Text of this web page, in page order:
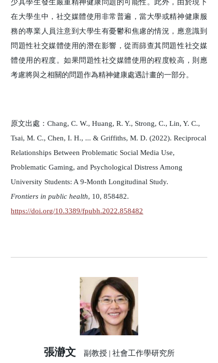
少其學生發生嚴重精神健康問題的可能性。此外，由於現下
在大學生中，社交媒體使用非常普遍，當大學或精神健康服
務的專業人員注意到大學生有憂鬱和焦慮的情況，應意識到
問題性社交媒體使用的潛在影響，從而篩查其問題性社交媒
體使用的程度。如果問題性社交媒體使用的程度較高，則應
考慮將與之相關的問題作為精神健康處遇計畫的一部分。
原文出處：Chang, C. W., Huang, R. Y., Strong, C., Lin, Y. C.,
Tsai, M. C., Chen, I. H., ... & Griffiths, M. D. (2022). Reciprocal
Relationships Between Problematic Social Media Use,
Problematic Gaming, and Psychological Distress Among
University Students: A 9-Month Longitudinal Study.
Frontiers in public health, 10, 858482.
https://doi.org/10.3389/fpubh.2022.858482
張瀞文 副教授 | 社會工作學研究所